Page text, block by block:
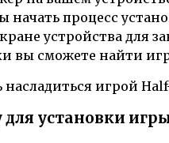
процесс
устройства для
вы сможете найти
насладиться игрой
для установки